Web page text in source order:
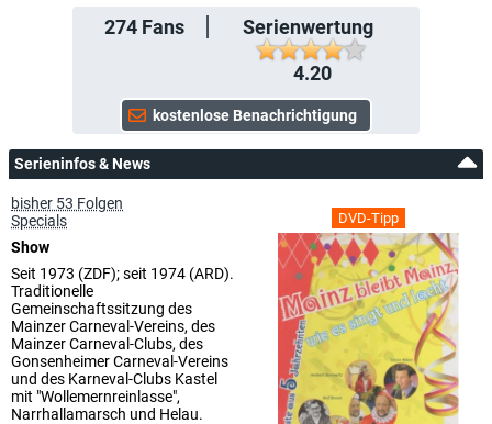
274Fans
Serienwertung
4.20
Serieninfos & News
DVD-Tipp
bisher 53 Folgen
Specials
Show
Seit 1973 (ZDF); seit 1974 (ARD).
Traditionelle
Gemeinschaftssitzung des
Mainzer Carneval-Vereins, des
Mainzer Carneval-Clubs, des
Gonsenheimer Carneval-Vereins
und des Karneval-Clubs Kastel
mit "Wollemernreinlasse",
Narrhallamarsch und Helau.